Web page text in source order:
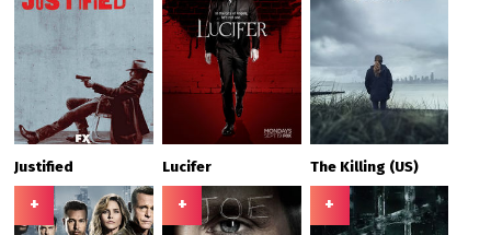
Justified Lucifer The Killing (US)
+ + +